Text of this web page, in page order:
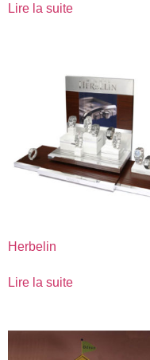
Lire la suite
Herbelin
Lire la suite